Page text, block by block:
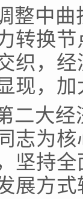
整中
转换
织，
现，
二大
志为
坚持
展方